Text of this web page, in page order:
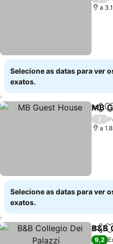
a
Selecione as datas para ver
exatos.
MB
/
a
Selecione as datas para ver
exatos.
B&B
9,2